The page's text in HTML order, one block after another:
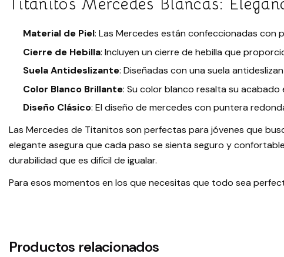
Titanitos Mercedes Blancas:
Material de Piel: Las Mercedes están confeccionadas con
Cierre de Hebilla: Incluyen un cierre de hebilla que
Suela Antideslizante: Diseñadas con una suela
Color Blanco Brillante: Su color blanco resalta su
Diseño Clásico: El diseño de mercedes con puntera
Las Mercedes de Titanitos son perfectas para jóvenes que
elegante asegura que cada paso se sienta seguro y
durabilidad que es difícil de igualar.
Para esos momentos en los que necesitas que todo sea
Productos relacionados